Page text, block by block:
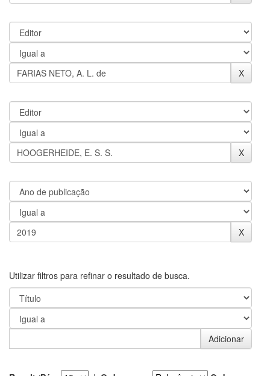
Utilizar filtros para refinar o resultado de busca.